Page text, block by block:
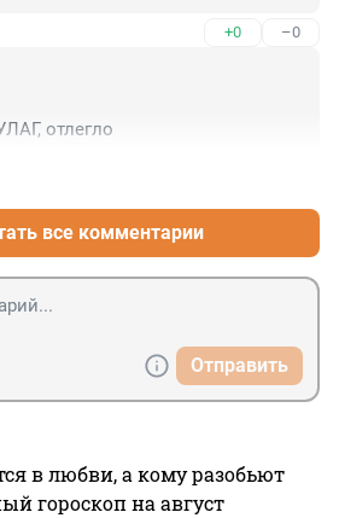
+0 –0
отлегло
все комментарии
Отправить
в любви, а кому разобьют
гороскоп на август